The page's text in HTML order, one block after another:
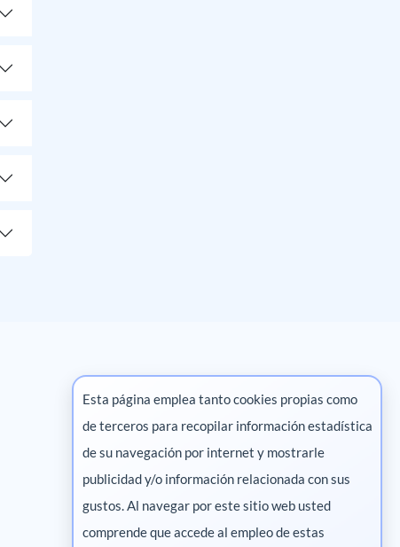
Marketing digital
Pharma
Esta página emplea tanto cookies propias como
de terceros para recopilar información estadística
de su navegación por internet y mostrarle
publicidad y/o información relacionada con sus
gustos. Al navegar por este sitio web usted
comprende que accede al empleo de estas